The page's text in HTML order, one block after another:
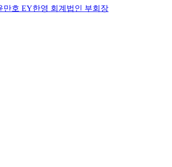
만호 EY한영 회계법인 부회장